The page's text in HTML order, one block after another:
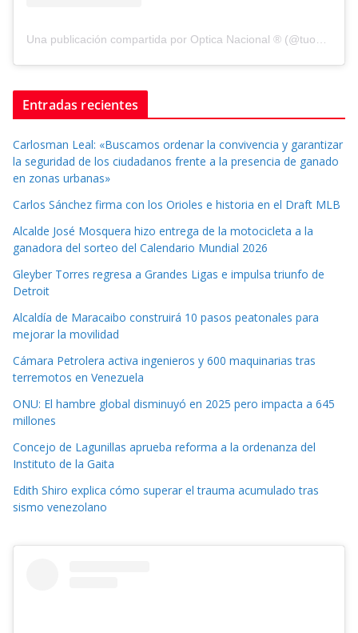
Una publicación compartida por Optica Nacional ® (@tuopticanacional)
Entradas recientes
Carlosman Leal: «Buscamos ordenar la convivencia y garantizar
la seguridad de los ciudadanos frente a la presencia de ganado
en zonas urbanas»
Carlos Sánchez firma con los Orioles e historia en el Draft MLB
Alcalde José Mosquera hizo entrega de la motocicleta a la
ganadora del sorteo del Calendario Mundial 2026
Gleyber Torres regresa a Grandes Ligas e impulsa triunfo de
Detroit
Alcaldía de Maracaibo construirá 10 pasos peatonales para
mejorar la movilidad
Cámara Petrolera activa ingenieros y 600 maquinarias tras
terremotos en Venezuela
ONU: El hambre global disminuyó en 2025 pero impacta a 645
millones
Concejo de Lagunillas aprueba reforma a la ordenanza del
Instituto de la Gaita
Edith Shiro explica cómo superar el trauma acumulado tras
sismo venezolano